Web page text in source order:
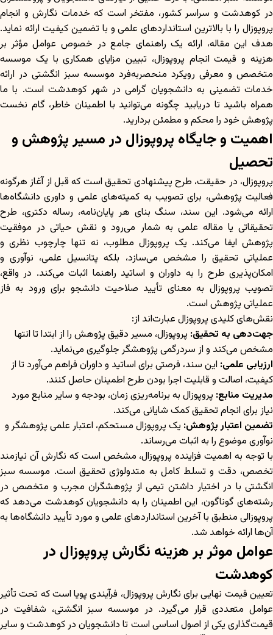
در کوهدشت و سراسر کشور، مفتخر است که خدمات نگارش و انجام
پروپوزال را با بالاترین استانداردهای علمی و با تضمین کیفیت ارائه نماید.
هدف این مقاله، ارائه یک راهنمای جامع در خصوص عوامل مؤثر بر
هزینه و قیمت انجام پروپوزال، تبیین مزایای همکاری با یک موسسه
متخصص و معرفی رویکرد منحصربه‌فرد موسسه سبز انگشتی در ارائه
خدمات تضمینی به دانشجویان گرامی در شهر کوهدشت است. با ما
همراه باشید تا دریابید چگونه می‌توانید با اطمینان خاطر، گام نخست
پژوهش خود را محکم و مطمئن بردارید.
اهمیت و جایگاه پروپوزال در مسیر پژوهش و
تحصیل
پروپوزال، در حقیقت، طرح پیشنهادی تحقیق است که قبل از آغاز هرگونه
فعالیت پژوهشی، برای تصویب به کمیته‌های علمی و داوری دانشگاه‌ها
ارائه می‌شود. این سند، سنگ بنای هر پایان‌نامه، رساله دکتری، طرح
تحقیقاتی یا مقاله علمی به شمار می‌رود و نقش حیاتی در موفقیت
پژوهش ایفا می‌کند. یک پروپوزال مطلوب، نه تنها چارچوب نظری و
عملیاتی تحقیق را مشخص می‌سازد، بلکه پتانسیل علمی، نوآوری و
امکان‌پذیری طرح را به داوران و اساتید راهنما اثبات می‌کند. در واقع،
تصویب پروپوزال به معنای تأیید صلاحیت دانشجو برای ورود به فاز
عملیاتی پژوهش است.
نقش‌های کلیدی پروپوزال عبارت‌اند از:
جهت‌دهی به تحقیق: پروپوزال، مسیر دقیق پژوهش را از ابتدا تا انتها
مشخص می‌کند و از سردرگمی پژوهشگر جلوگیری می‌نماید.
ارزیابی علمی: این سند، فرصتی برای اساتید و داوران فراهم می‌آورد تا از
کیفیت، اصالت و قابلیت اجرا بودن طرح اطمینان حاصل کنند.
مدیریت منابع: پروپوزال به برنامه‌ریزی زمان، بودجه و سایر منابع مورد
نیاز برای انجام تحقیق کمک شایانی می‌کند.
تضمین اعتبار پژوهش: یک پروپوزال مستحکم، اعتبار علمی پژوهشگر و
نوآوری موضوع را به اثبات می‌رساند.
با توجه به اهمیت فزاینده پروپوزال، مشخص است که نگارش آن نیازمند
تخصص، دقت و تسلط کامل به متدولوژی تحقیق است. موسسه سبز
انگشتی با در اختیار داشتن تیمی از پژوهشگران مجرب و متخصص در
رشته‌های گوناگون، این اطمینان را به دانشجویان کوهدشت می‌دهد که
پروپوزالی منطبق با آخرین استانداردهای علمی و مورد تأیید دانشگاه‌ها به
آن‌ها ارائه خواهد شد.
عوامل موثر بر هزینه نگارش پروپوزال در
کوهدشت
تعیین قیمت نهایی برای نگارش پروپوزال، فرآیندی پویا است که تحت تأثیر
عوامل متعددی قرار می‌گیرد. در موسسه سبز انگشتی، شفافیت در
قیمت‌گذاری یکی از اصول اساسی است تا دانشجویان در کوهدشت و سایر